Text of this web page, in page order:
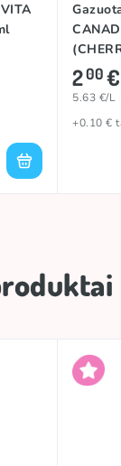
200€
5.63 €/L
+0.10 €